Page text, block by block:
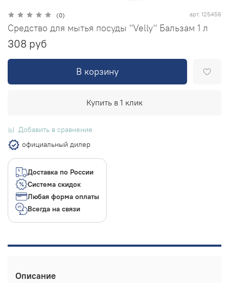
(0) арт. 125456
Средство для мытья посуды "Velly" Бальзам 1 л
308 руб
В корзину
Купить в 1 клик
Добавить в сравнение
официальный дилер
Доставка по России
Система скидок
Любая форма оплаты
Всегда на связи
Описание